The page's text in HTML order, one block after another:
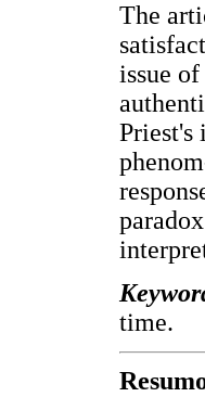
The
issue
Priest's
time.